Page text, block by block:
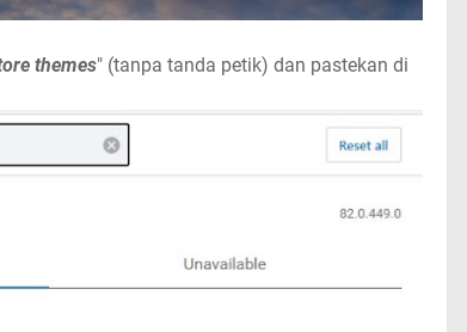
themes" (tanpa tanda petik) dan pastekan di